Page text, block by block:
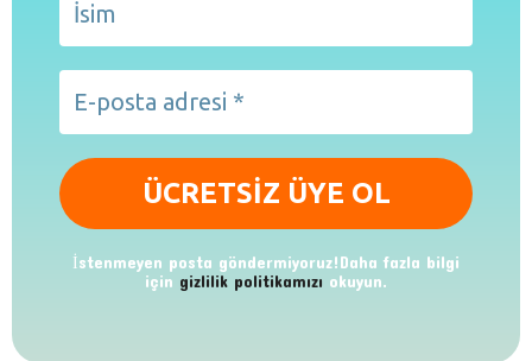
İstenmeyen posta göndermiyoruz!Daha fazla bilgi
için gizlilik politikamızı okuyun.